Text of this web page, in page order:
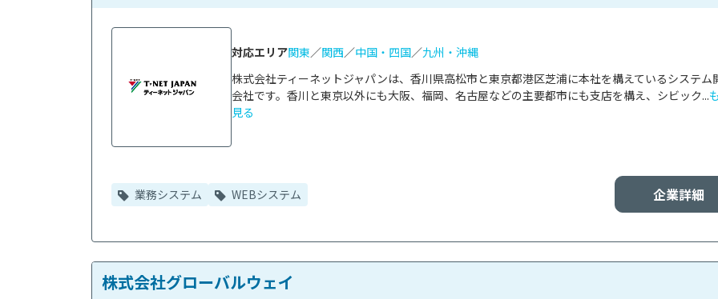
株式会社ティーネットジャパンは、香川県高松市と東京都港区芝浦に本社を構えているシステム
会社です。香川と東京以外にも大阪、福岡、名古屋などの主要都市にも支店を構え、シビック...
見る
対応エリア関東／関西／中国・四国／九州・沖縄
企業詳細
業務システム WEBシステム
株式会社グローバルウェイ